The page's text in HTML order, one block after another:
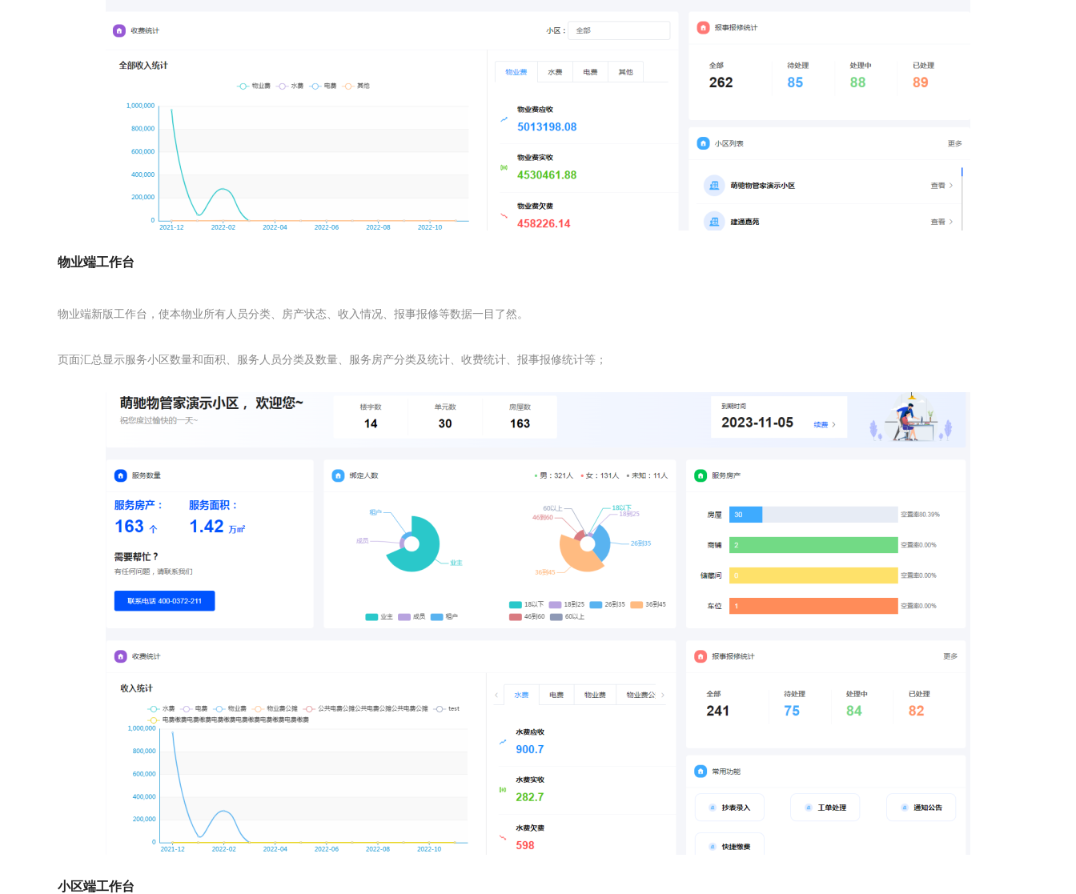
物业端工作台
物业端新版工作台，使本物业所有人员分类、房产状态、收入情况、报事报修等数据一目了然。
页面汇总显示服务小区数量和面积、服务人员分类及数量、服务房产分类及统计、收费统计、报事报修统计等；
小区端工作台